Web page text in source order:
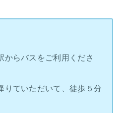
からバスをご利用くださ
りていただいて、徒歩５分